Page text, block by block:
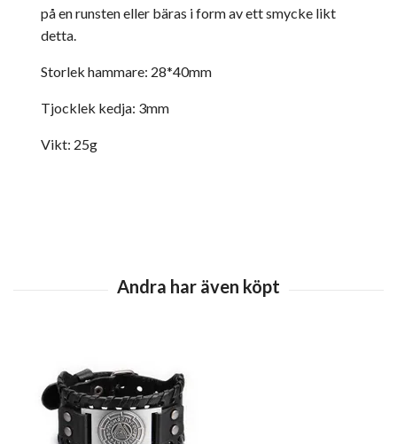
på en runsten eller bäras i form av ett smycke likt
detta.
Storlek hammare: 28*40mm
Tjocklek kedja: 3mm
Vikt: 25g